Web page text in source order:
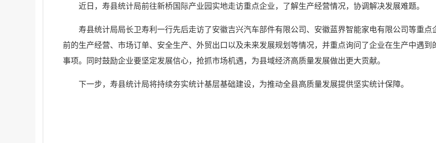
近日，寿县统计局前往新桥国际产业园实地走访重点企业，了解生产经营情况，协调解决发展难题。
寿县统计局局长卫寿利一行先后走访了安徽吉兴汽车部件有限公司、安徽蓝界智能家电有限公司等重
前的生产经营、市场订单、安全生产、外贸出口以及未来发展规划等情况，并重点询问了企业在生产中遇
事项。同时鼓励企业要坚定发展信心，抢抓市场机遇，为县域经济高质量发展做出更大贡献。
下一步，寿县统计局将持续夯实统计基层基础建设，为推动全县高质量发展提供坚实统计保障。